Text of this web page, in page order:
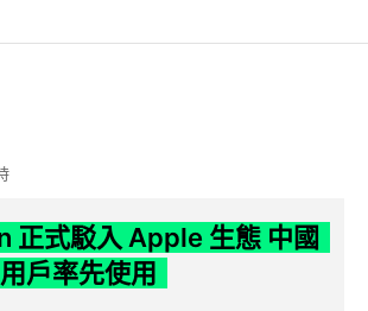
正式駁入 Apple 生態 中國
戶率先使用